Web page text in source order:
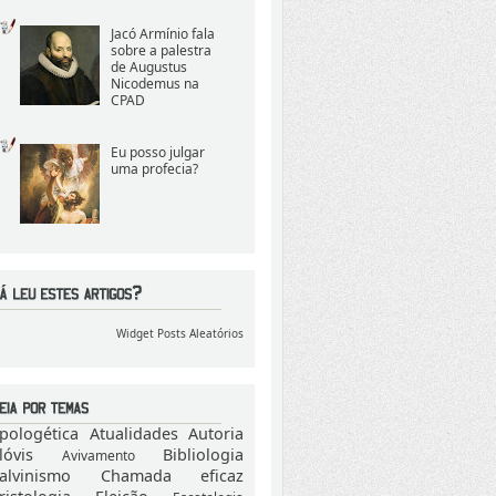
Jacó Armínio fala
sobre a palestra
de Augustus
Nicodemus na
CPAD
Eu posso julgar
uma profecia?
Widget Posts Aleatórios
Atualidades Autoria
Avivamento
Bibliologia
Chamada eficaz